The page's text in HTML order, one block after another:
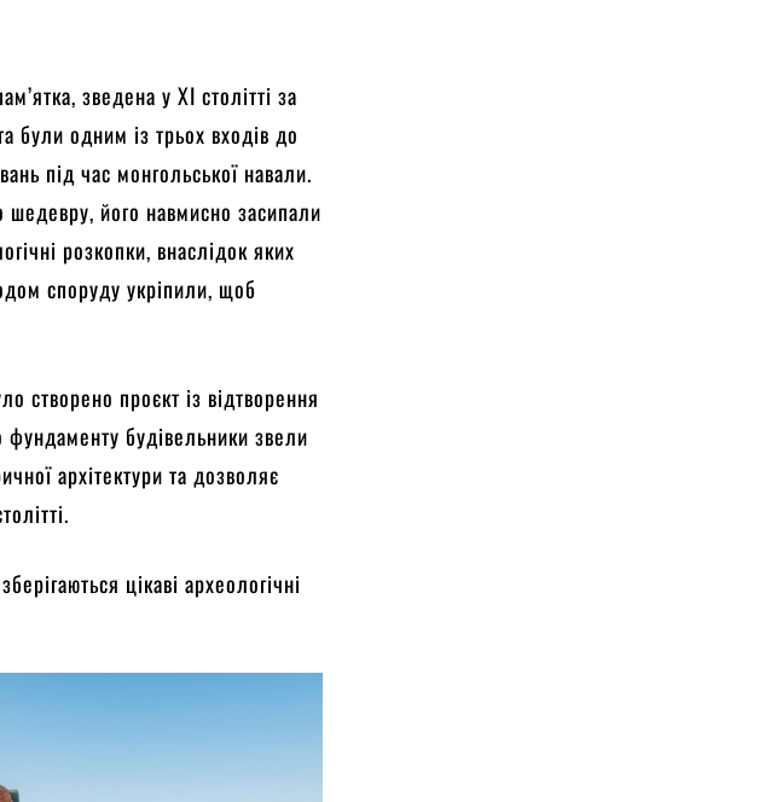
зведена у ХІ столітті за
були одним із трьох входів до
під час монгольської навали.
шедевру, його навмисно засипали
розкопки, внаслідок яких
споруду укріпили, щоб
створено проєкт із відтворення
фундаменту будівельники звели
архітектури та дозволяє
цікаві археологічні